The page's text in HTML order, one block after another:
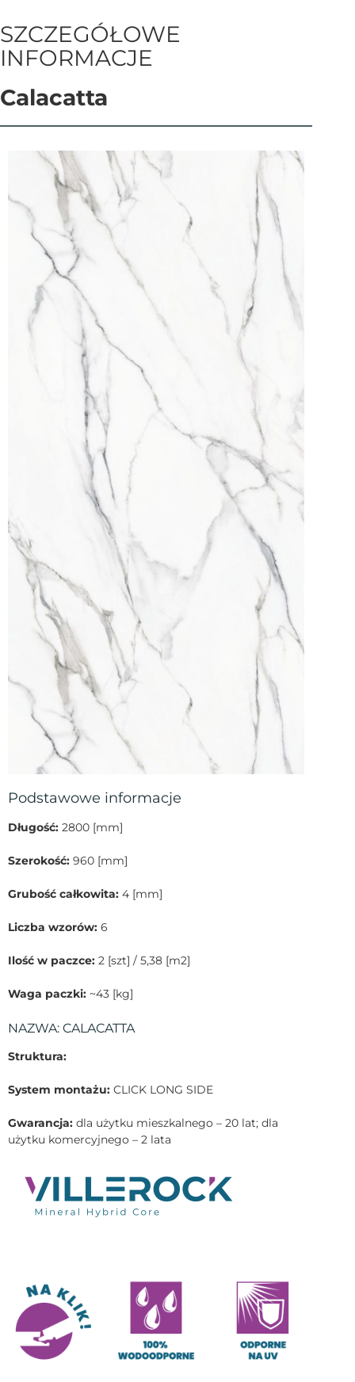
SZCZEGÓŁOWE
INFORMACJE
Calacatta
Podstawowe informacje
Długość: 2800 [mm]
Szerokość: 960 [mm]
Grubość całkowita: 4 [mm]
Liczba wzorów: 6
Ilość w paczce: 2 [szt] / 5,38 [m2]
Waga paczki: ~43 [kg]
NAZWA: CALACATTA
Struktura:
System montażu: CLICK LONG SIDE
Gwarancja: dla użytku mieszkalnego – 20 lat; dla
użytku komercyjnego – 2 lata